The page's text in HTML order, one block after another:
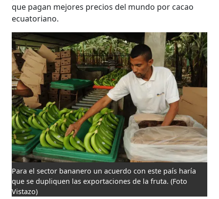
que pagan mejores precios del mundo por cacao
ecuatoriano.
Para el sector bananero un acuerdo con este país haría
que se dupliquen las exportaciones de la fruta. (Foto
Vistazo)